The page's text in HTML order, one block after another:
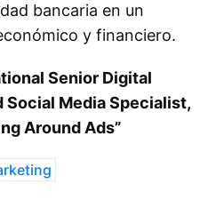
bancaria en un
y financiero.
Senior Digital
Media Specialist,
Around Ads”